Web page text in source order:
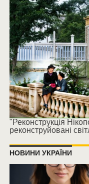
"Реконструкція
реконструйовані
НОВИНИ УКРАЇНИ